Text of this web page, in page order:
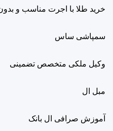
خرید طلا با اجرت مناسب و
سمپاشی ساس
وکیل ملکی متخصص تضمینی
مبل ال
آموزش صرافی ال بانک